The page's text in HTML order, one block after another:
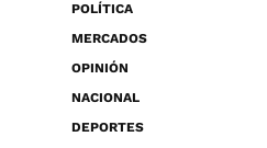
POLÍTICA
MERCADOS
OPINIÓN
NACIONAL
DEPORTES